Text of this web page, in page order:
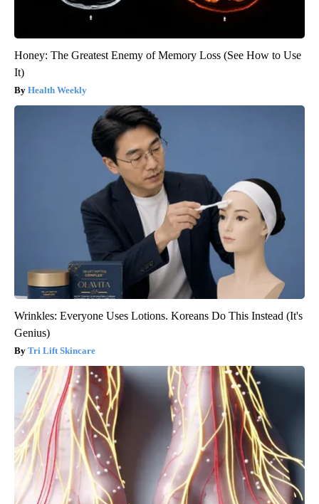
Honey: The Greatest Enemy of Memory Loss (See How to Use
It)
Health Weekly
Wrinkles: Everyone Uses Lotions. Koreans Do This Instead (It's
Genius)
Tri Lift Skincare